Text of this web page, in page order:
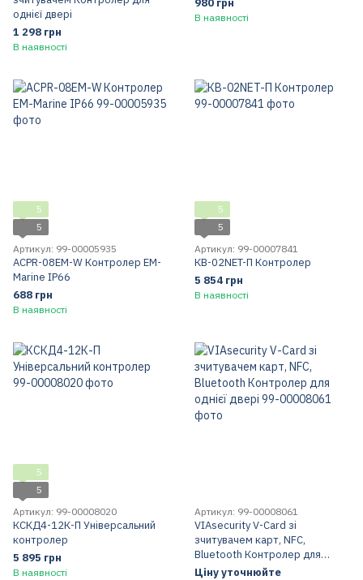
однієї двері
1 298 грн
В наявності
980 грн
В наявності
5
5
Артикул: 99-00005935
ACPR-08EM-W Контролер EM-
Marine IP66
688 грн
В наявності
5
5
Артикул: 99-00007841
КВ-02NET-П Контролер
5 854 грн
В наявності
5
5
Артикул: 99-00008020
КСКД4-12К-П Універсальний
контролер
5 895 грн
В наявності
Артикул: 99-00008061
VIAsecurity V-Card зі
зчитувачем карт, NFC,
Bluetooth Контролер для
однієї двері
Ціну уточнюйте